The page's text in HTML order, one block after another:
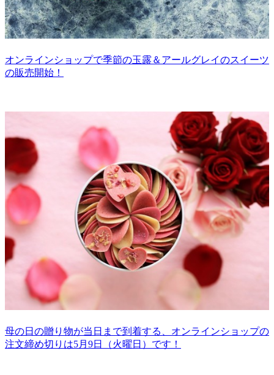
オンラインショップで季節の玉露＆アールグレイのスイーツ
の販売開始！
母の日の贈り物が当日まで到着する、オンラインショップの
注文締め切りは5月9日（火曜日）です！